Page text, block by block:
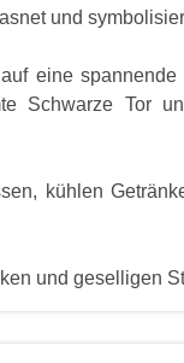
und
eine
Schwarze Tor
kühlen
und geselligen